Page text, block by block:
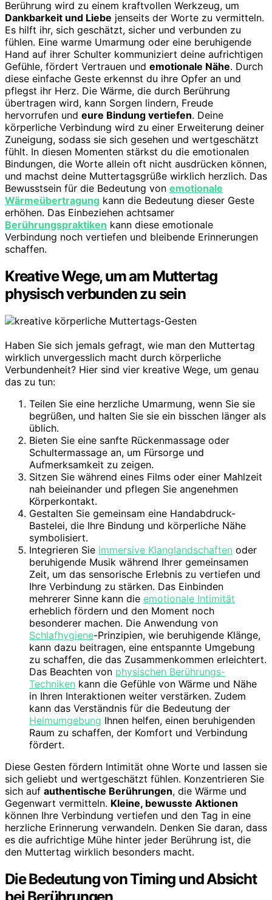
Berührung wird zu einem kraftvollen Werkzeug, um
Dankbarkeit und Liebe jenseits der Worte zu vermitteln.
Es hilft ihr, sich geschätzt, sicher und verbunden zu
fühlen. Eine warme Umarmung oder eine beruhigende
Hand auf ihrer Schulter kommuniziert deine aufrichtigen
Gefühle, fördert Vertrauen und emotionale Nähe. Durch
diese einfache Geste erkennst du ihre Opfer an und
pflegst ihr Herz. Die Wärme, die durch Berührung
übertragen wird, kann Sorgen lindern, Freude
hervorrufen und eure Bindung vertiefen. Deine
körperliche Verbindung wird zu einer Erweiterung deiner
Zuneigung, sodass sie sich gesehen und wertgeschätzt
fühlt. In diesen Momenten stärkst du die emotionalen
Bindungen, die Worte allein oft nicht ausdrücken können,
und machst deine Muttertagsgrüße wirklich herzlich. Das
Bewusstsein für die Bedeutung von emotionale
Wärmeübertragung kann die Bedeutung dieser Geste
erhöhen. Das Einbeziehen achtsamer
Berührungspraktiken kann diese emotionale
Verbindung noch vertiefen und bleibende Erinnerungen
schaffen.
Kreative Wege, um am Muttertag
physisch verbunden zu sein
Haben Sie sich jemals gefragt, wie man den Muttertag
wirklich unvergesslich macht durch körperliche
Verbundenheit? Hier sind vier kreative Wege, um genau
das zu tun:
Teilen Sie eine herzliche Umarmung, wenn Sie sie
begrüßen, und halten Sie sie ein bisschen länger als
üblich.
Bieten Sie eine sanfte Rückenmassage oder
Schultermassage an, um Fürsorge und
Aufmerksamkeit zu zeigen.
Sitzen Sie während eines Films oder einer Mahlzeit
nah beieinander und pflegen Sie angenehmen
Körperkontakt.
Gestalten Sie gemeinsam eine Handabdruck-
Bastelei, die Ihre Bindung und körperliche Nähe
symbolisiert.
Integrieren Sie immersive Klanglandschaften oder
beruhigende Musik während Ihrer gemeinsamen
Zeit, um das sensorische Erlebnis zu vertiefen und
Ihre Verbindung zu stärken. Das Einbinden
mehrerer Sinne kann die emotionale Intimität
erheblich fördern und den Moment noch
besonderer machen. Die Anwendung von
Schlafhygiene-Prinzipien, wie beruhigende Klänge,
kann dazu beitragen, eine entspannte Umgebung
zu schaffen, die das Zusammenkommen erleichtert.
Das Beachten von physischen Berührungs-
Techniken kann die Gefühle von Wärme und Nähe
in Ihren Interaktionen weiter verstärken. Zudem
kann das Verständnis für die Bedeutung der
Heimumgebung Ihnen helfen, einen beruhigenden
Raum zu schaffen, der Komfort und Verbindung
fördert.
Diese Gesten fördern Intimität ohne Worte und lassen sie
sich geliebt und wertgeschätzt fühlen. Konzentrieren Sie
sich auf authentische Berührungen, die Wärme und
Gegenwart vermitteln. Kleine, bewusste Aktionen
können Ihre Verbindung vertiefen und den Tag in eine
herzliche Erinnerung verwandeln. Denken Sie daran, dass
es die aufrichtige Mühe hinter jeder Berührung ist, die
den Muttertag wirklich besonders macht.
Die Bedeutung von Timing und Absicht
bei Berührungen